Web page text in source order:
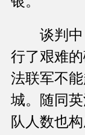
谈判中
行了艰难
法联军不
城。随同
队人数也